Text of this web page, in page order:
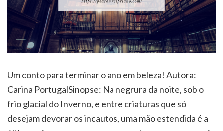
Um conto para terminar o ano em beleza! Autora:
Carina PortugalSinopse: Na negrura da noite, sob o
frio glacial do Inverno, e entre criaturas que só
desejam devorar os incautos, uma mão estendida é a